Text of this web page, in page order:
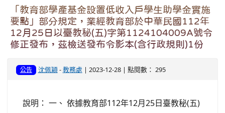
「教育部學產基金設置低收入戶學生助學金實施
要點」部分規定，業經教育部於中華民國112年
12月25日以臺教秘(五)字第1124104009A號令
修正發布，茲檢送發布令影本(含行政規則)1份
公告 沈佩穎-教務處 | 2023-12-28 | 點閱數： 295
說明： 一、 依據教育部112年12月25日臺教秘(五)